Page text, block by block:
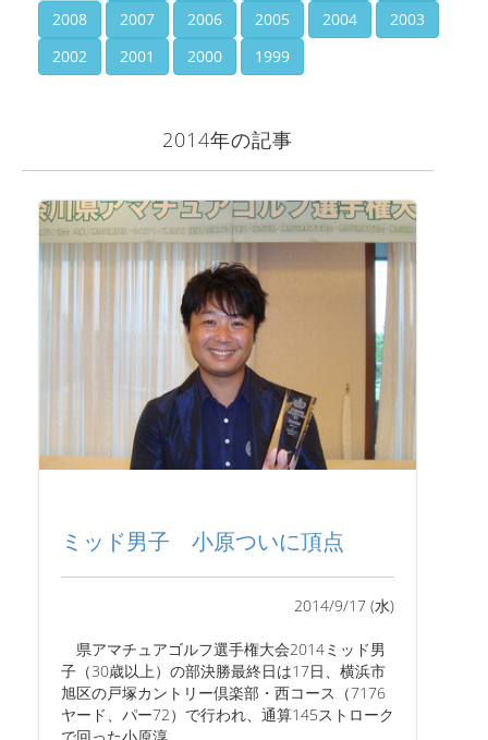
2008
2007 2006 2005 2004
2003
2002
2001 2000 1999
2014年の記事
ミッド男子 小原ついに頂点
2014/9/17 (水)
県アマチュアゴルフ選手権大会2014ミッド男
子（30歳以上）の部決勝最終日は17日、横浜市
旭区の戸塚カントリー倶楽部・西コース（7176
ヤード、パー72）で行われ、通算145ストローク